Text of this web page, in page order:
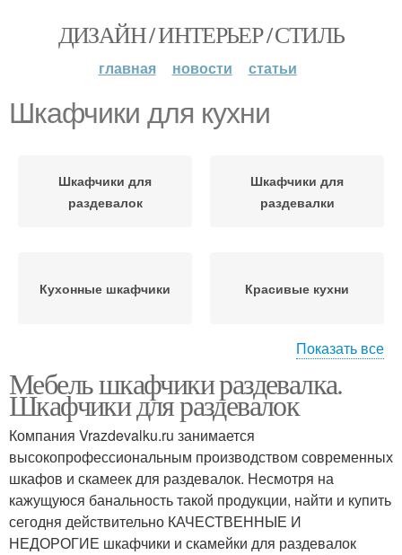
ДИЗАЙН / ИНТЕРЬЕР / СТИЛЬ
главная новости статьи
Шкафчики для кухни
Шкафчики для
раздевалок
Шкафчики для
раздевалки
Кухонные шкафчики Красивые кухни
Кухни в современном
стиле
Показать все
Мебель шкафчики раздевалка.
Шкафчики для раздевалок
Компания Vrazdevalku.ru занимается
высокопрофессиональным производством современных
шкафов и скамеек для раздевалок. Несмотря на
кажущуюся банальность такой продукции, найти и купить
сегодня действительно КАЧЕСТВЕННЫЕ И
НЕДОРОГИЕ шкафчики и скамейки для раздевалок